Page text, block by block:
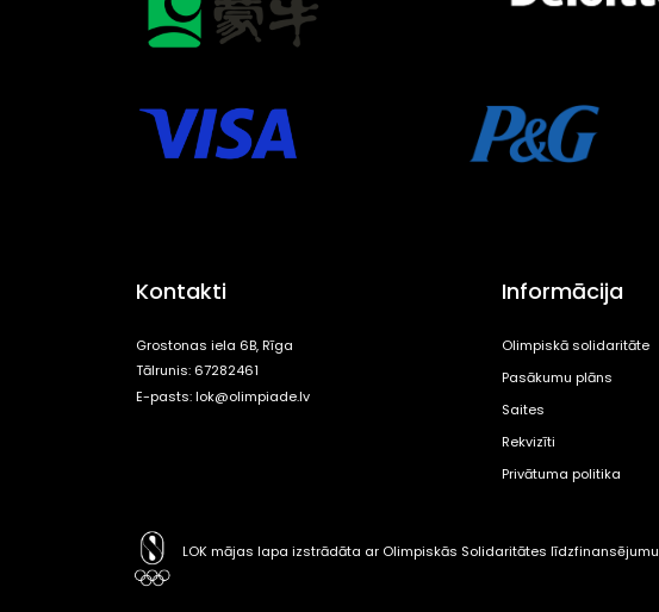
Kontakti
Grostonas iela 6B, Rīga
Tālrunis: 67282461
E-pasts:lok@olimpiade.lv
Informācija
Olimpiskā solidaritāte
Pasākumu plāns
Saites
Rekvizīti
Privātuma politika
LOK mājas lapa izstrādāta ar Olimpiskās Solidaritātes līdzfinansējumu